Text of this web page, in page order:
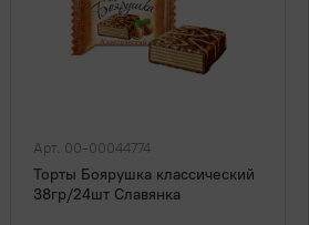
Арт. 00-00044774
Торты Боярушка классический
38гр/24шт Славянка